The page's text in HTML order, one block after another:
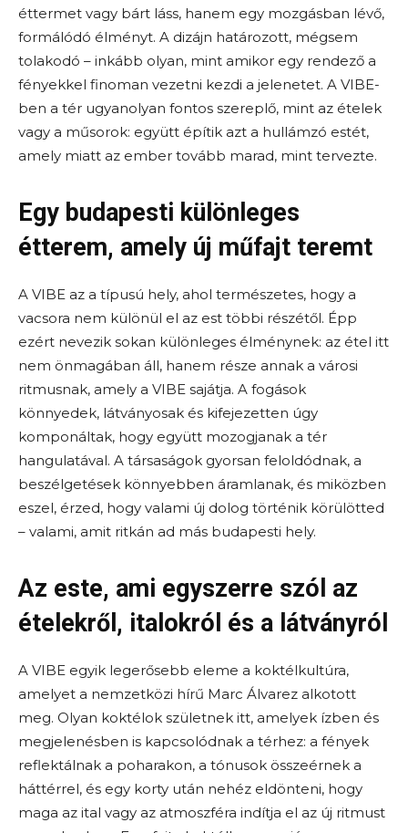
éttermet vagy bárt láss, hanem egy mozgásban lévő,
formálódó élményt. A dizájn határozott, mégsem
tolakodó – inkább olyan, mint amikor egy rendező a
fényekkel finoman vezetni kezdi a jelenetet. A VIBE-
ben a tér ugyanolyan fontos szereplő, mint az ételek
vagy a műsorok: együtt építik azt a hullámzó estét,
amely miatt az ember tovább marad, mint tervezte.
Egy budapesti különleges
étterem, amely új műfajt teremt
A VIBE az a típusú hely, ahol természetes, hogy a
vacsora nem különül el az est többi részétől. Épp
ezért nevezik sokan különleges élménynek: az étel itt
nem önmagában áll, hanem része annak a városi
ritmusnak, amely a VIBE sajátja. A fogások
könnyedek, látványosak és kifejezetten úgy
komponáltak, hogy együtt mozogjanak a tér
hangulatával. A társaságok gyorsan feloldódnak, a
beszélgetések könnyebben áramlanak, és miközben
eszel, érzed, hogy valami új dolog történik körülötted
– valami, amit ritkán ad más budapesti hely.
Az este, ami egyszerre szól az
ételekről, italokról és a látványról
A VIBE egyik legerősebb eleme a koktélkultúra,
amelyet a nemzetközi hírű Marc Álvarez alkotott
meg. Olyan koktélok születnek itt, amelyek ízben és
megjelenésben is kapcsolódnak a térhez: a fények
reflektálnak a poharakon, a tónusok összeérnek a
háttérrel, és egy korty után nehéz eldönteni, hogy
maga az ital vagy az atmoszféra indítja el az új ritmust